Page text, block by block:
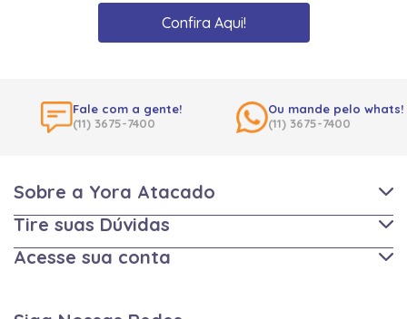
Confira Aqui!
Fale com a gente!
(11) 3675-7400
Ou mande pelo whats!
(11) 3675-7400
Sobre a Yora Atacado
Tire suas Dúvidas
Acesse sua conta